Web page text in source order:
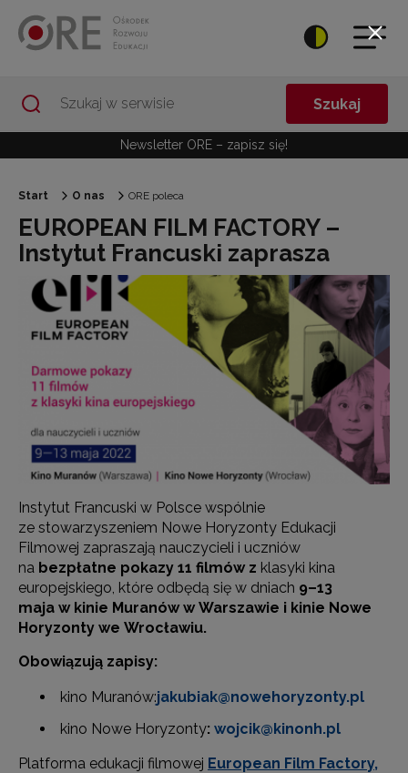
Szukaj
Newsletter ORE – zapisz się!
Start O nas ORE poleca
EUROPEAN FILM FACTORY –
Instytut Francuski zaprasza
Instytut Francuski w Polsce wspólnie
ze stowarzyszeniem Nowe Horyzonty Edukacji
Filmowej zapraszają nauczycieli i uczniów
na bezpłatne pokazy 11 filmów z klasyki kina
europejskiego, które odbędą się w dniach 9–13
maja w kinie Muranów w Warszawie i kinie Nowe
Horyzonty we Wrocławiu.
Obowiązują zapisy:
kino Muranów:jakubiak@nowehoryzonty.pl
kino Nowe Horyzonty: wojcik@kinonh.pl
Platforma edukacji filmowej European Film Factory,